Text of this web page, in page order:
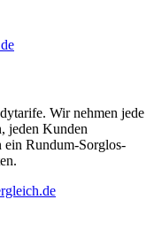
Wir nehmen jede
jeden Kunden
ein Rundum-Sorglos-